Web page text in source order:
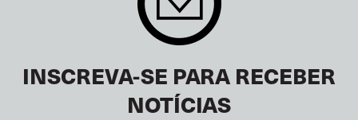
INSCREVA-SE PARA RECEBER
NOTÍCIAS